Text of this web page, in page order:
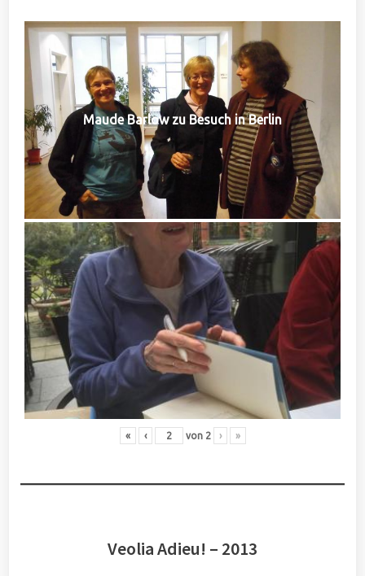
Maude Barlow zu Besuch in Berlin
« ‹ von 2 › »
Veolia Adieu! – 2013